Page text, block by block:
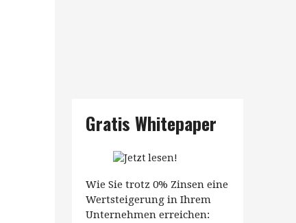
Gratis Whitepaper
Wie Sie trotz 0% Zinsen eine
Wertsteigerung in Ihrem
Unternehmen erreichen: